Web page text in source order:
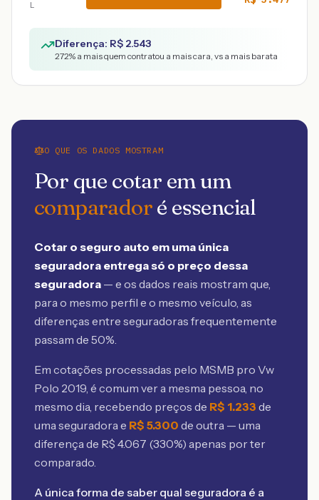
L
Diferença: R$ 2.543
272% a mais quem contratou a mais cara, vs a mais barata
O QUE OS DADOS MOSTRAM
Por que cotar em um
comparadoré essencial
Cotar o seguro auto em uma única
seguradora entrega só o preço dessa
seguradora — e os dados reais mostram que,
para o mesmo perfil e o mesmo veículo, as
diferenças entre seguradoras frequentemente
passam de 50%.
Em cotações processadas pelo MSMB pro Vw
Polo 2019, é comum ver a mesma pessoa, no
mesmo dia, recebendo preços de R$ 1.233 de
uma seguradora e R$ 5.300 de outra — uma
diferença de R$ 4.067 (330%) apenas por ter
comparado.
A única forma de saber qual seguradora é a